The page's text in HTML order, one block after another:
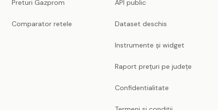
Preturi Gazprom
Comparator retele
API public
Dataset deschis
Instrumente și widget
Raport prețuri pe județe
Confidentialitate